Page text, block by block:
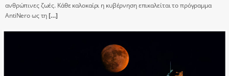
ανθρώπινες ζωές. Κάθε καλοκαίρι η κυβέρνηση επικαλείται το πρόγραμμα
AntiNero ως τη[…]